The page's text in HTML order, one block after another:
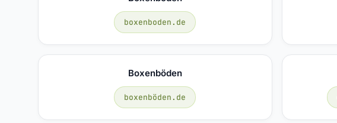
boxenboden.de
Boxenböden
boxenböden.de